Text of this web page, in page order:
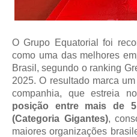
O Grupo Equatorial foi
como uma das melhores
Brasil, segundo o ranking
2025. O resultado marca
companhia, que estreia
posição entre mais de
(Categoria Gigantes),
maiores organizações